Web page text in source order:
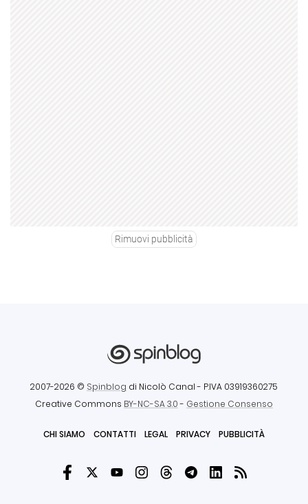
Rimuovi pubblicità
2007-2026 © Spinblog di Nicolò Canal - P.IVA 03919360275
Creative Commons BY-NC-SA 3.0- Gestione Consenso
CHI SIAMO CONTATTI LEGAL PRIVACY PUBBLICITÀ